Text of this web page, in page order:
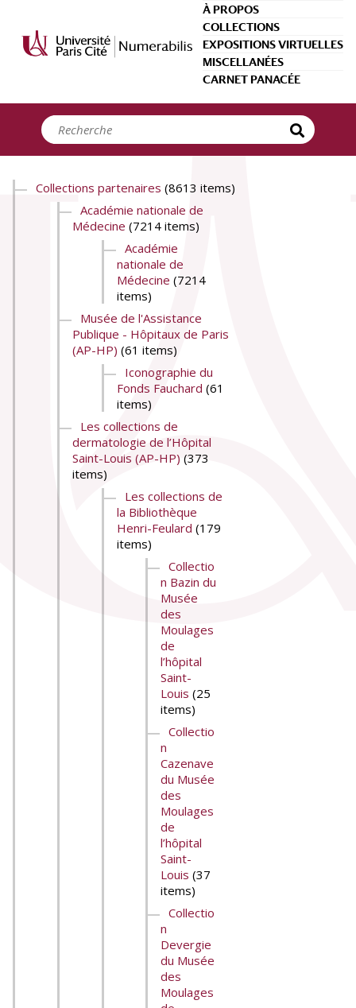
À PROPOS
COLLECTIONS
EXPOSITIONS VIRTUELLES
MISCELLANÉES
CARNET PANACÉE
Collections partenaires (8613 items)
Académie nationale de
Médecine (7214 items)
Académie
nationale de
Médecine (7214
items)
Musée de l'Assistance
Publique - Hôpitaux de Paris
(AP-HP) (61 items)
Iconographie du
Fonds Fauchard (61
items)
Les collections de
dermatologie de l’Hôpital
Saint-Louis (AP-HP) (373
items)
Les collections de
la Bibliothèque
Henri-Feulard (179
items)
Collectio
n Bazin du
Musée
des
Moulages
de
l’hôpital
Saint-
Louis (25
items)
Collectio
n
Cazenave
du Musée
des
Moulages
de
l’hôpital
Saint-
Louis (37
items)
Collectio
n
Devergie
du Musée
des
Moulages